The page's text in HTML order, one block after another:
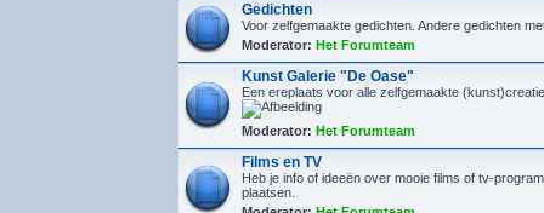
Gedichten
Voor zelfgemaakte gedichten. Andere gedichten
Moderator: Het Forumteam
Kunst Galerie "De Oase"
Een ereplaats voor alle zelfgemaakte
Moderator: Het Forumteam
Films en TV
Heb je info of ideeën over mooie films of tv-
plaatsen.